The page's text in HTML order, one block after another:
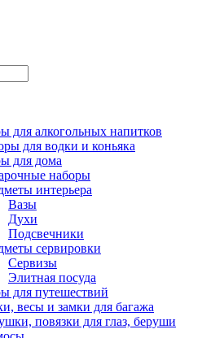
для алкогольных напитков
для водки и коньяка
для дома
наборы
интерьера
Вазы
Духи
Подсвечники
сервировки
Сервизы
Элитная посуда
для путешествий
весы и замки для багажа
повязки для глаз, беруши